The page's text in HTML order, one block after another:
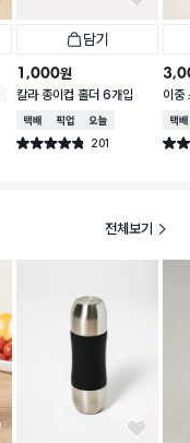
담기
1,000원
칼라 종이컵 홀더 6개입
택배배송매장픽업오늘배송
별점 4.8점 201
건 작성
이
택배
별점
전체보기